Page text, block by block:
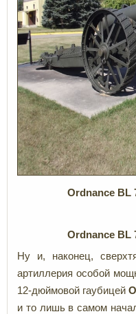
Ordnance BL
Ordnance BL
Ну и, наконец,
артиллерия особой
12-дюймовой гаубицей
и то лишь в самом